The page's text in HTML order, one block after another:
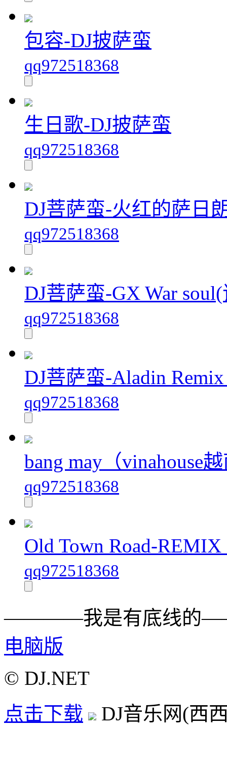
包容-DJ披萨蛮
qq972518368
生日歌-DJ披萨蛮
qq972518368
DJ菩萨蛮-火红的萨日
qq972518368
DJ菩萨蛮-GX War
qq972518368
DJ菩萨蛮-Aladin Remix
qq972518368
bang may（vinahouse
qq972518368
Old Town Road-
qq972518368
————我是有底线
电脑版
© DJ.NET
点击下载
DJ音乐网(西